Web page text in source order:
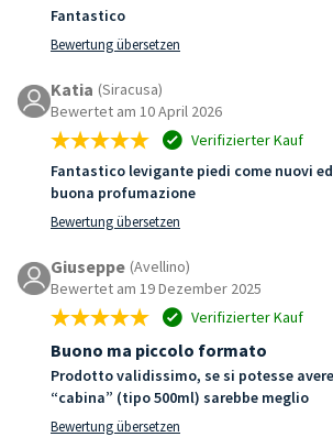
Fantastico
Bewertung übersetzen
Katia (Siracusa)
Bewertet am 10 April 2026
Verifizierter Kauf
Fantastico levigante piedi come nuovi
buona profumazione
Bewertung übersetzen
Giuseppe (Avellino)
Bewertet am 19 Dezember 2025
Verifizierter Kauf
Buono ma piccolo formato
Prodotto validissimo, se si potesse
“cabina” (tipo 500ml) sarebbe meglio
Bewertung übersetzen